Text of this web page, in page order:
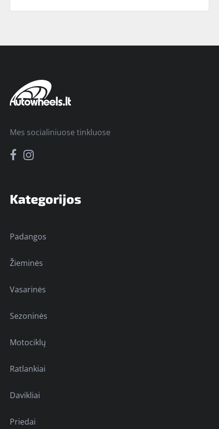
Kategorijos
Padangos
Žieminės
Vasarinės
Sezoninės
Motociklų
Ratlankiai
Davikliai
Priedai
Mes socialiniuose tinkluose